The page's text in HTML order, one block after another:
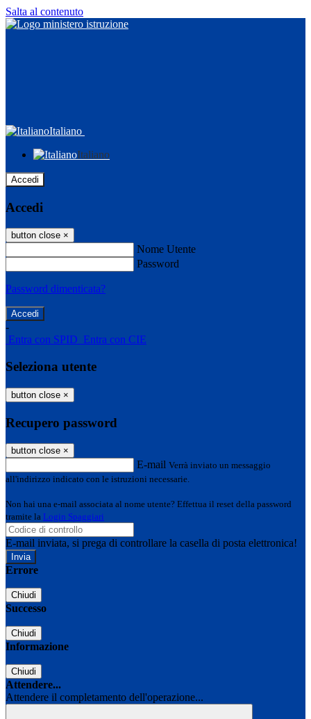
Salta al contenuto
Italiano
Italiano
Accedi
Accedi
button close ×
Nome Utente
Password
Password dimenticata?
-
Entra con SPID Entra con CIE
Seleziona utente
button close ×
Recupero password
button close ×
E-mail Verrà inviato un messaggio
all'indirizzo indicato con le istruzioni necessarie.
Non hai una e-mail associata al nome utente? Effettua il reset della password
tramite la Login Spaggiari
E-mail inviata, si prega di controllare la casella di posta elettronica!
Errore
Chiudi
Successo
Chiudi
Informazione
Chiudi
Attendere...
Attendere il completamento dell'operazione...